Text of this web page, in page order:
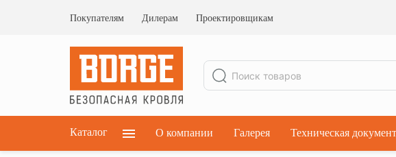
Покупателям Дилерам Проектировщикам
Каталог
Ограждения парапетные
О компании Галерея Техническая